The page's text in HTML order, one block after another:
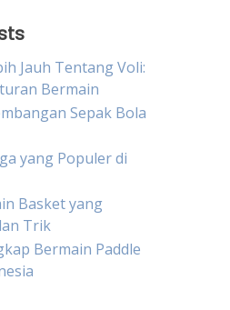
Jauh Tentang Voli:
Bermain
Sepak Bola
yang Populer di
Basket yang
Trik
Bermain Paddle